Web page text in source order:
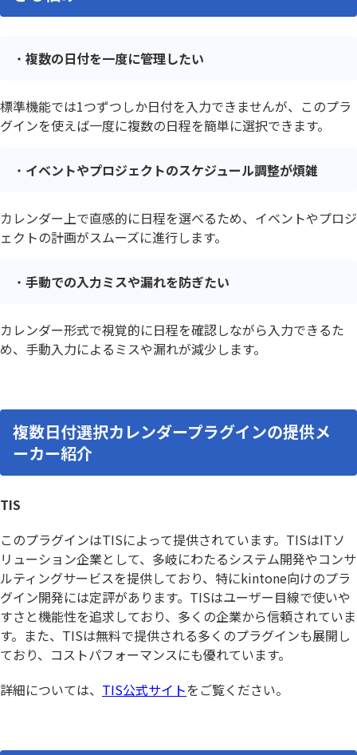
複数の日付を一度に管理したい
標準機能では1つずつしか日付を入力できませんが、このプラ
グインを使えば一度に複数の日程を簡単に選択できます。
イベントやプロジェクトのスケジュール調整が煩雑
カレンダー上で直感的に日程を選べるため、イベントやプロジ
ェクトの計画がスムーズに進行します。
手動での入力ミスや漏れを防ぎたい
カレンダー形式で視覚的に日程を確認しながら入力できるた
め、手動入力によるミスや漏れが減少します。
複数日付選択カレンダープラグインの提供メ
ーカー紹介
TIS
このプラグインはTISによって提供されています。TISはITソ
リューション企業として、多岐にわたるシステム開発やコンサ
ルティングサービスを提供しており、特にkintone向けのプラ
グイン開発には定評があります。TISはユーザー目線で使いや
すさと機能性を追求しており、多くの企業から信頼されていま
す。また、TISは無料で提供される多くのプラグインも展開し
ており、コストパフォーマンスにも優れています。
詳細については、 TIS公式サイトをご覧ください。